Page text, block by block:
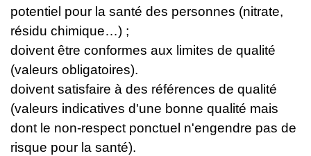
potentiel pour la santé des personnes (nitrate,
résidu chimique…) ;
doivent être conformes aux limites de qualité
(valeurs obligatoires).
doivent satisfaire à des références de qualité
(valeurs indicatives d'une bonne qualité mais
dont le non-respect ponctuel n'engendre pas de
risque pour la santé).